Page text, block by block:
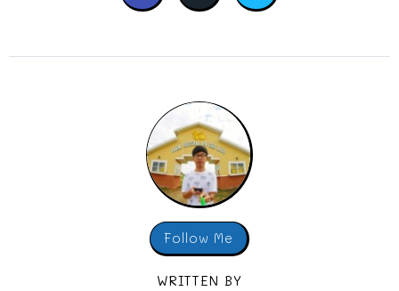
Follow Me
WRITTEN BY